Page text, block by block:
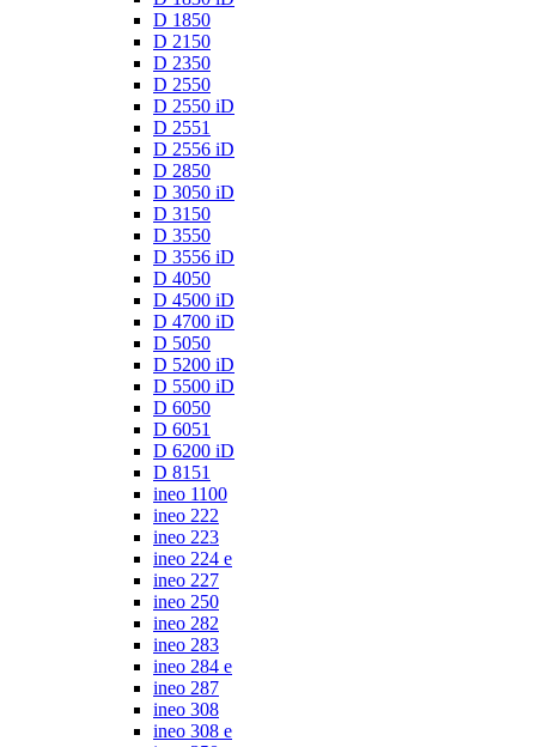
D 1850
D 2150
D 2350
D 2550
D 2550 iD
D 2551
D 2556 iD
D 2850
D 3050 iD
D 3150
D 3550
D 3556 iD
D 4050
D 4500 iD
D 4700 iD
D 5050
D 5200 iD
D 5500 iD
D 6050
D 6051
D 6200 iD
D 8151
ineo 1100
ineo 222
ineo 223
ineo 224 e
ineo 227
ineo 250
ineo 282
ineo 283
ineo 284 e
ineo 287
ineo 308
ineo 308 e